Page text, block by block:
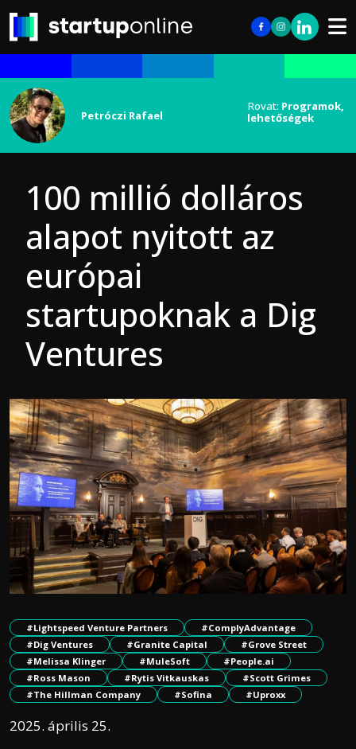
Petróczi Rafael
Rovat: Programok,
lehetőségek
100 millió dolláros
alapot nyitott az
európai
startupoknak a Dig
Ventures
#Lightspeed Venture Partners
#ComplyAdvantage
#Dig Ventures
#Granite Capital
#Grove Street
#Melissa Klinger
#MuleSoft
#People.ai
#Ross Mason
#Rytis Vitkauskas
#Scott Grimes
#The Hillman Company
#Sofina #Uproxx
2025. április 25.